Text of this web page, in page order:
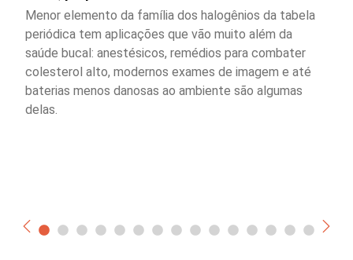
Menor elemento da família dos halogênios da tabela
periódica tem aplicações que vão muito além da
saúde bucal: anestésicos, remédios para combater
colesterol alto, modernos exames de imagem e até
baterias menos danosas ao ambiente são algumas
delas.